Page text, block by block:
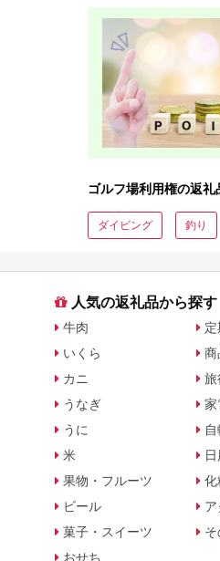
ゴルフ場利用権の返
ダイビング 釣り
人気の返礼品から探す
牛肉
いくら
カニ
うなぎ
うに
米
果物・フルーツ
ビール
菓子・スイーツ
おせち
定
商
旅
家
化
ア
そ